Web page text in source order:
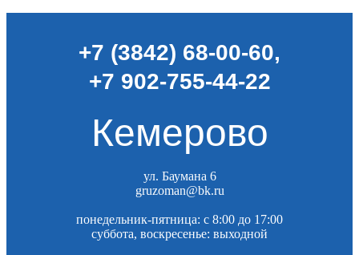
+7 (3842) 68-00-60,
+7 902-755-44-22
Кемерово
ул. Баумана 6
gruzoman@bk.ru
понедельник-пятница: c 8:00 до 17:00
суббота, воскресенье: выходной